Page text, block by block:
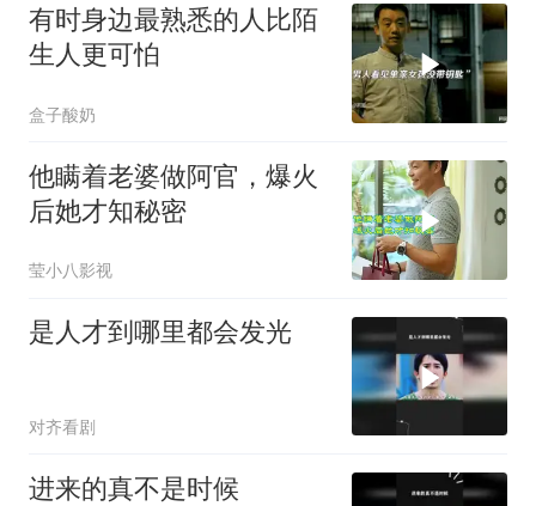
有时身边最熟悉的人比陌
生人更可怕
盒子酸奶
他瞒着老婆做阿官，爆火
后她才知秘密
莹小八影视
是人才到哪里都会发光
对齐看剧
进来的真不是时候